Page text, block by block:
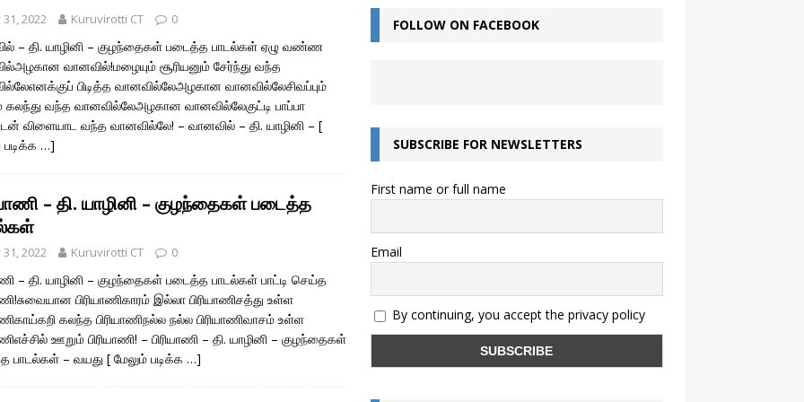
வகைகள் – இலக்கணம் அறிவோம்
இயல் தமிழ்
இலக்கண வகைகள் – இலக்கணம் அறிவோம்
இலக்கணம்
– இந்திய எண் முறை மற்றும் பன்னாட்டு எண் முறை (Indian and
என்றால் என்ன? – இலக்கணம்
இலக்கணம்
அறிவியல் காரணம் என்ன? | குருவிரொட்டி
31, 2022 Kuruvirotti CT 0
– தி. யாழினி – குழந்தைகள் படைத்த பாடல்கள் ஏழு வண்ண
வானவில்!மழையும் சூரியனும் சேர்ந்து வந்த
பிடித்த வானவில்லேஅழகான வானவில்லேசிவப்பும்
கலந்து வந்த வானவில்லேஅழகான வானவில்லேகுட்டி பாப்பா
விளையாட வந்த வானவில்லே! – வானவில் – தி. யாழினி – [
படிக்க …]
– தி. யாழினி – குழந்தைகள் படைத்த
31, 2022 Kuruvirotti CT 0
– தி. யாழினி – குழந்தைகள் படைத்த பாடல்கள் பாட்டி செய்த
பிரியாணிகாரம் இல்லா பிரியாணிசத்து உள்ள
கலந்த பிரியாணிநல்ல நல்ல பிரியாணிவாசம் உள்ள
ஊறும் பிரியாணி! – பிரியாணி – தி. யாழினி – குழந்தைகள்
பாடல்கள் – வயது [ மேலும் படிக்க …]
FOLLOW ON FACEBOOK
SUBSCRIBE FOR NEWSLETTERS
First name or full name
Email
By continuing, you accept the privacy policy